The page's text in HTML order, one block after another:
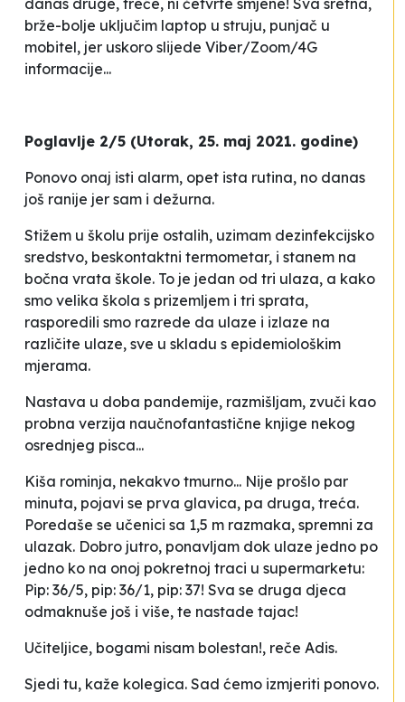
danas druge, treće, ni četvrte smjene! Sva sretna,
brže-bolje uključim laptop u struju, punjač u
mobitel, jer uskoro slijede Viber/Zoom/4G
informacije...
Poglavlje 2/5 (Utorak, 25. maj 2021. godine)
Ponovo onaj isti alarm, opet ista rutina, no danas
još ranije jer sam i dežurna.
Stižem u školu prije ostalih, uzimam dezinfekcijsko
sredstvo, beskontaktni termometar, i stanem na
bočna vrata škole. To je jedan od tri ulaza, a kako
smo velika škola s prizemljem i tri sprata,
rasporedili smo razrede da ulaze i izlaze na
različite ulaze, sve u skladu s epidemiološkim
mjerama.
Nastava u doba pandemije, razmišljam, zvuči kao
probna verzija naučnofantastične knjige nekog
osrednjeg pisca...
Kiša rominja, nekakvo tmurno... Nije prošlo par
minuta, pojavi se prva glavica, pa druga, treća.
Poredaše se učenici sa 1,5 m razmaka, spremni za
ulazak. Dobro jutro, ponavljam dok ulaze jedno po
jedno ko na onoj pokretnoj traci u supermarketu:
Pip: 36/5, pip: 36/1, pip: 37! Sva se druga djeca
odmaknuše još i više, te nastade tajac!
Učiteljice, bogami nisam bolestan!, reče Adis.
Sjedi tu, kaže kolegica. Sad ćemo izmjeriti ponovo.